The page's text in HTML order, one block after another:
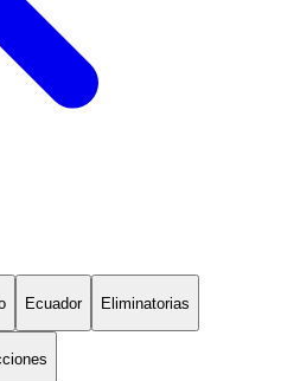
Ecuador Eliminatorias